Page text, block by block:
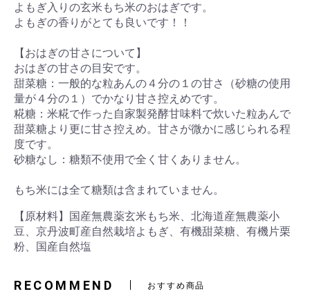
よもぎ入りの玄米もち米のおはぎです。
よもぎの香りがとても良いです！！
【おはぎの甘さについて】
おはぎの甘さの目安です。
甜菜糖：一般的な粒あんの４分の１の甘さ（砂糖の使用
量が４分の１）でかなり甘さ控えめです。
糀糖：米糀で作った自家製発酵甘味料で炊いた粒あんで
甜菜糖より更に甘さ控えめ。甘さが微かに感じられる程
度です。
砂糖なし：糖類不使用で全く甘くありません。
もち米には全て糖類は含まれていません。
【原材料】国産無農薬玄米もち米、北海道産無農薬小
豆、京丹波町産自然栽培よもぎ、有機甜菜糖、有機片栗
粉、国産自然塩
RECOMMEND おすすめ商品